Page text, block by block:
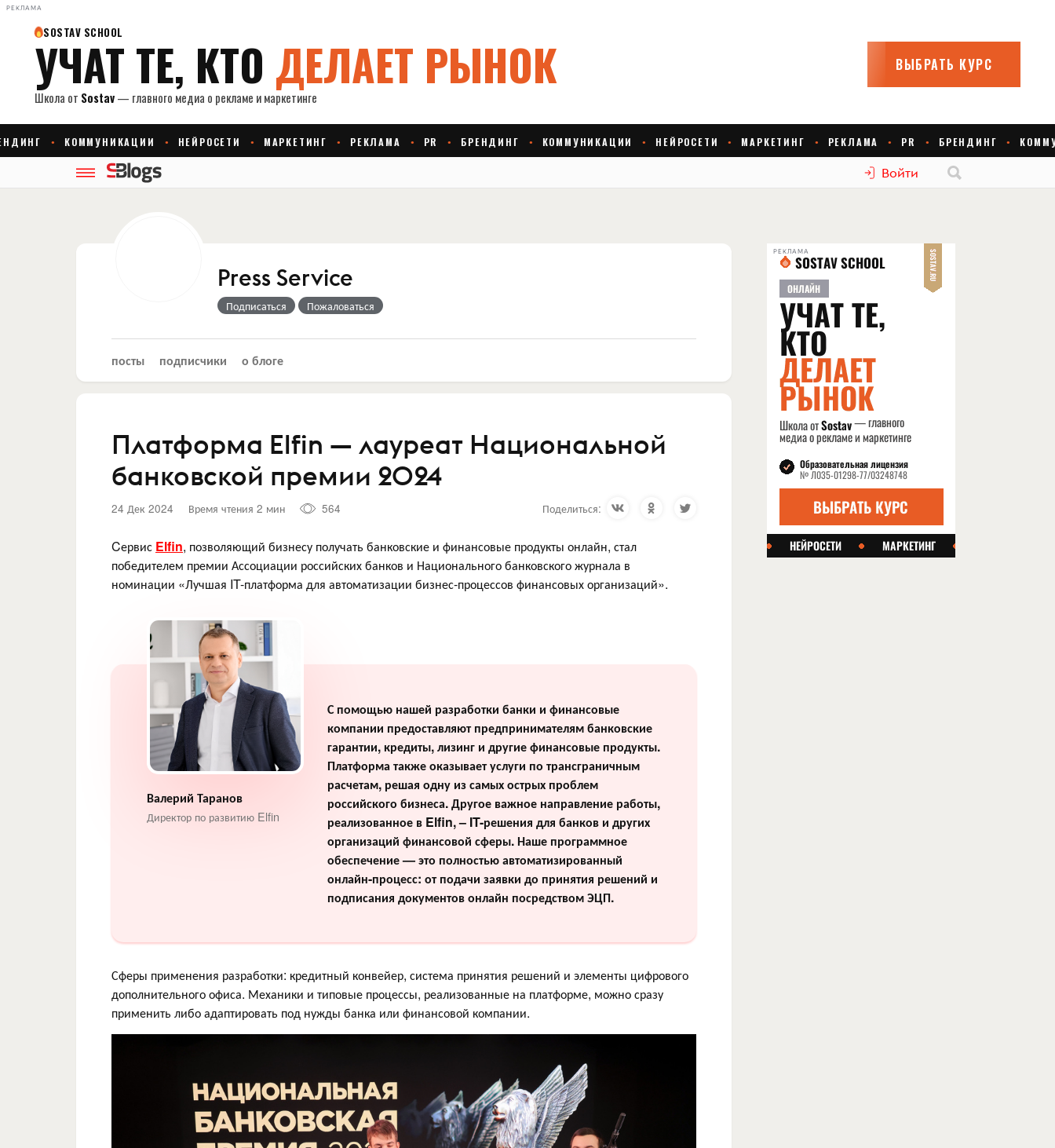
РЕКЛАМА
Войти
Press Service
Подписаться Пожаловаться
посты подписчики о блоге
Платформа Elfin — лауреат Национальной
банковской премии 2024
24 Дек 2024 Время чтения 2 мин 564 Поделиться:
Cервис Elfin, позволяющий бизнесу получать банковские и финансовые продукты онлайн, стал
победителем премии Ассоциации российских банков и Национального банковского журнала в
номинации «Лучшая IT-платформа для автоматизации бизнес-процессов финансовых организаций».
Валерий Таранов
Директор по развитию Elfin
С помощью нашей разработки банки и финансовые
компании предоставляют предпринимателям банковские
гарантии, кредиты, лизинг и другие финансовые продукты.
Платформа также оказывает услуги по трансграничным
расчетам, решая одну из самых острых проблем
российского бизнеса. Другое важное направление работы,
реализованное в Elfin, – IT-решения для банков и других
организаций финансовой сферы. Наше программное
обеспечение — это полностью автоматизированный
онлайн-процесс: от подачи заявки до принятия решений и
подписания документов онлайн посредством ЭЦП.
Сферы применения разработки: кредитный конвейер, система принятия решений и элементы цифрового
дополнительного офиса. Механики и типовые процессы, реализованные на платформе, можно сразу
применить либо адаптировать под нужды банка или финансовой компании.
РЕКЛАМА